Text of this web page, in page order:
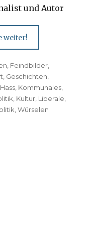
und Autor
weiter!
Feindbilder
Geschichten
Hass Kommunales
Kultur Liberale
,Würselen